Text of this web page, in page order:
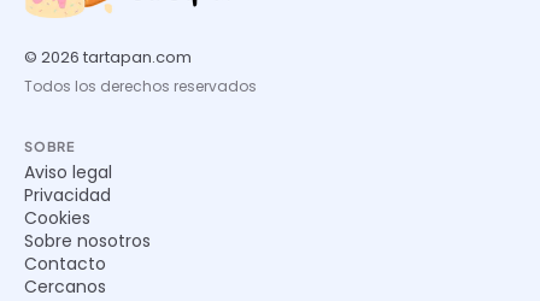
© 2026 tartapan.com
Todos los derechos reservados
SOBRE
Aviso legal
Privacidad
Cookies
Sobre nosotros
Contacto
Cercanos